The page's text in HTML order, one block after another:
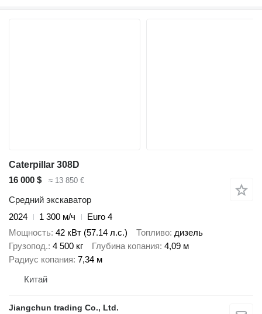
Caterpillar 308D
16 000 $
≈ 13 850 €
Средний экскаватор
2024
1 300 м/ч
Euro 4
Мощность 42 кВт (57.14 л.с.) Топливо дизель
Грузопод. 4 500 кг Глубина копания 4,09 м
Радиус копания 7,34 м
Китай
Jiangchun trading Co., Ltd.